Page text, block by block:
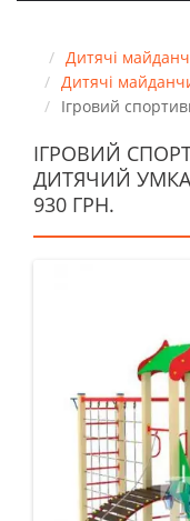
Дитячі
Дитячі
Ігровий
ІГРОВИЙ
ДИТЯЧИЙ
930 ГРН.